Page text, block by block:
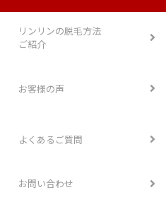
リンリンの脱毛方法
ご紹介
お客様の声
よくあるご質問
お問い合わせ